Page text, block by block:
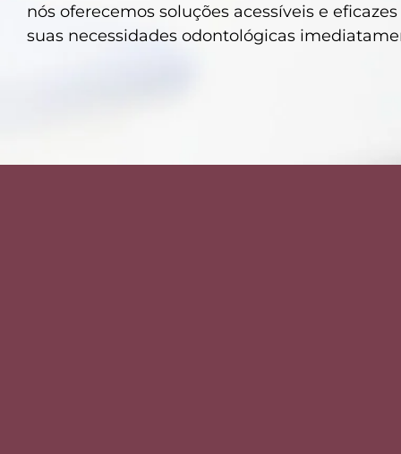
nós oferecemos soluções acessíveis e
suas necessidades odontológicas